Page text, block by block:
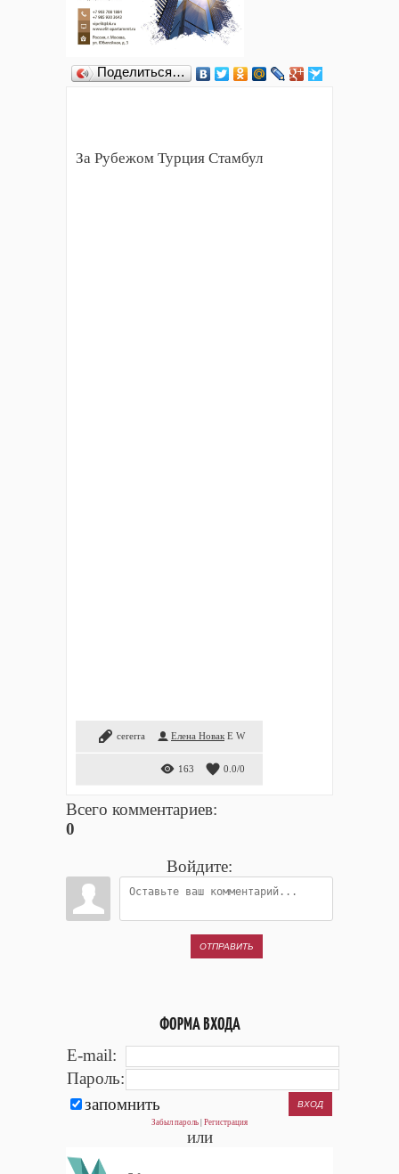
Поделиться…
За Рубежом Турция Стамбул
cererra Елена Новак E W
163 0.0/0
Всего комментариев:
0
Войдите:
ОТПРАВИТЬ
ФОРМА ВХОДА
E-mail:
Пароль:
запомнить
Забыл пароль Регистрация
или